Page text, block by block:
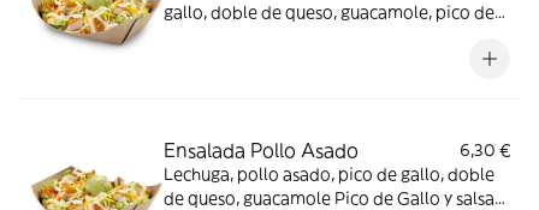
gallo, doble de queso, guacamole, pico de
Ensalada Pollo Asado
6,30 €
Lechuga, pollo asado, pico de gallo, doble
de queso, guacamole Pico de Gallo y salsa